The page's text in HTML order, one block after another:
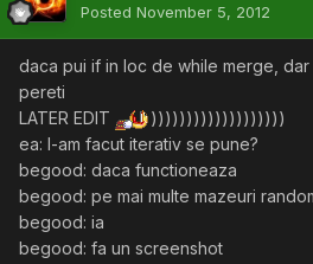
Posted November 5, 2012
daca pui if in loc de while merge,
pereti
LATER EDIT
)))))))))))))))))))
ea: l-am facut iterativ se pune?
begood: daca functioneaza
begood: pe mai multe mazeuri
begood: ia
begood: fa un screenshot